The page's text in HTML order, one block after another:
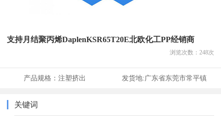
支持月结聚丙烯DaplenKSR65T20E北欧化工PP经销商
浏览次数： 248次
产品规格： 注塑挤出 发货地:广东省东莞市常平镇
关键词